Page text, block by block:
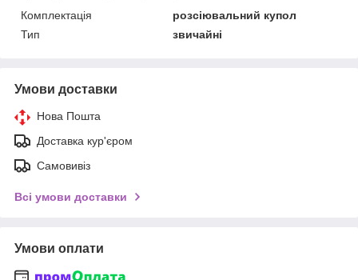
Комплектація
розсіювальний купол
Тип
звичайні
Умови доставки
Нова Пошта
Доставка кур'єром
Самовивіз
Всі умови доставки
Умови оплати